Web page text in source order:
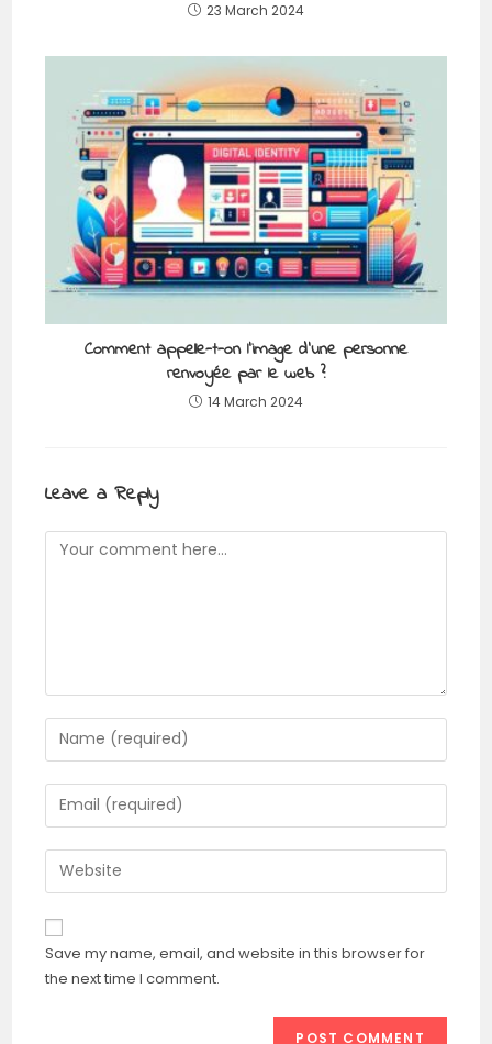
23 March 2024
Comment appelle-t-on l’image d’une personne
renvoyée par le web ?
14 March 2024
Leave a Reply
Save my name, email, and website in this browser for
the next time I comment.